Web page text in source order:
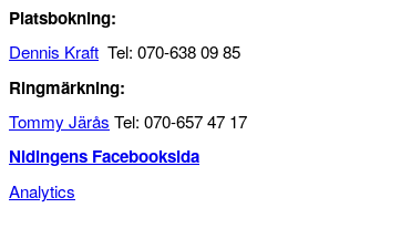
Platsbokning:
Dennis Kraft Tel: 070-638 09 85
Ringmärkning:
Tommy Järås Tel: 070-657 47 17
Nidingens Facebooksida
Analytics